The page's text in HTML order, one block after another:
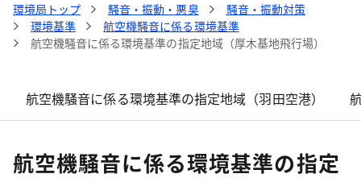
環境局トップ 騒音・振動・悪臭
騒音・振動対策
環境基準
航空機騒音に係る環境基準
航空機騒音に係る環境基準の指定地域（厚木基地飛行場）
航空機騒音に係る環境基準の指定地域（羽田空港）
航空機騒音に係る環境基準の指定